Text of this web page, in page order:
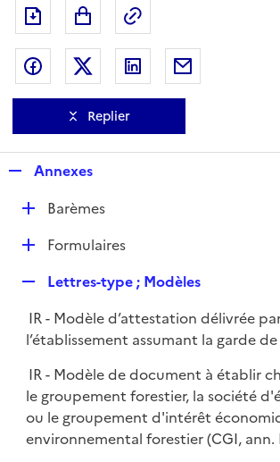
Exporter le document au format
Partager sur Facebook
Partager sur Twitter
Partager sur
Replier
p
l
i
e
Annexes
D
e
r
Barèmes
D
l
i
e
r
Formulaires
p
l
i
r
Lettres-type ; Modèles
IR - Modèle d’attestation délivrée
l’établissement assumant la garde de
IR - Modèle de document à établir
le groupement forestier, la société
ou le groupement d'intérêt
environnemental forestier (CGI, ann.